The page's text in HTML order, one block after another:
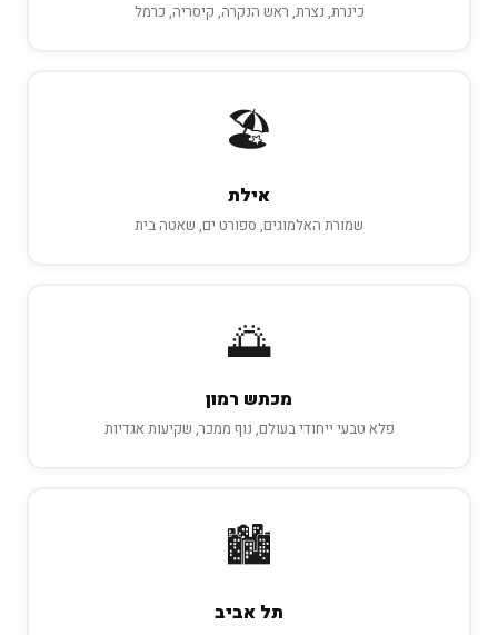
כינרת, נצרת, ראש הנקרה, קיסריה, כרמל
🏖️
אילת
שמורת האלמוגים, ספורט ים, שאטה בית
🌅
מכתש רמון
פלא טבעי ייחודי בעולם, נוף ממכר, שקיעות אגדיות
🏙️
תל אביב